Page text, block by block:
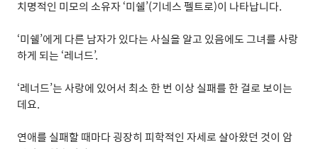
치명적인 미모의 소유자‘미쉘’(기네스 펠트로)이 나타납니다.
‘미쉘’에게 다른 남자가 있다는 사실을 알고 있음에도 그녀를 사랑
하게 되는 ‘레너드’.
‘레너드’는 사랑에 있어서 최소 한 번 이상 실패를 한 걸로 보이는
데요.
연애를 실패할 때마다 굉장히 피학적인 자세로 살아왔던 것이 암